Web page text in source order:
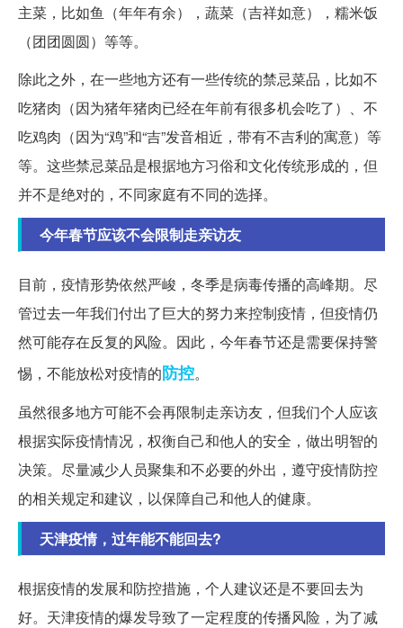
主菜，比如鱼（年年有余），蔬菜（吉祥如意），糯米饭
（团团圆圆）等等。
除此之外，在一些地方还有一些传统的禁忌菜品，比如不
吃猪肉（因为猪年猪肉已经在年前有很多机会吃了）、不
吃鸡肉（因为“鸡”和“吉”发音相近，带有不吉利的寓意）等
等。这些禁忌菜品是根据地方习俗和文化传统形成的，但
并不是绝对的，不同家庭有不同的选择。
今年春节应该不会限制走亲访友
目前，疫情形势依然严峻，冬季是病毒传播的高峰期。尽
管过去一年我们付出了巨大的努力来控制疫情，但疫情仍
然可能存在反复的风险。因此，今年春节还是需要保持警
惕，不能放松对疫情的防控。
虽然很多地方可能不会再限制走亲访友，但我们个人应该
根据实际疫情情况，权衡自己和他人的安全，做出明智的
决策。尽量减少人员聚集和不必要的外出，遵守疫情防控
的相关规定和建议，以保障自己和他人的健康。
天津疫情，过年能不能回去?
根据疫情的发展和防控措施，个人建议还是不要回去为
好。天津疫情的爆发导致了一定程度的传播风险，为了减